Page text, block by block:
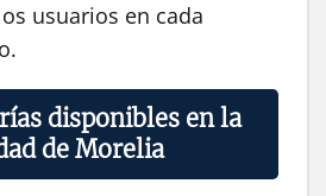
usuarios en cada
disponibles en la
de Morelia